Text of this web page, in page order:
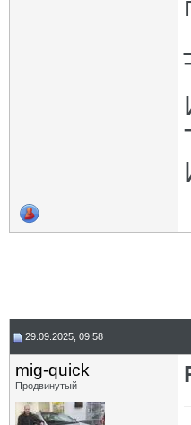
29.09.2025, 09:58
mig-quick
Продвинутый